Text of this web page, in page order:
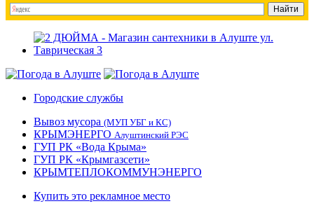
Городские службы
Вывоз мусора (МУП УБГ и КС)
КРЫМЭНЕРГО Алуштинский РЭС
ГУП РК «Вода Крыма»
ГУП РК «Крымгазсети»
КРЫМТЕПЛОКОММУНЭНЕРГО
Купить это рекламное место